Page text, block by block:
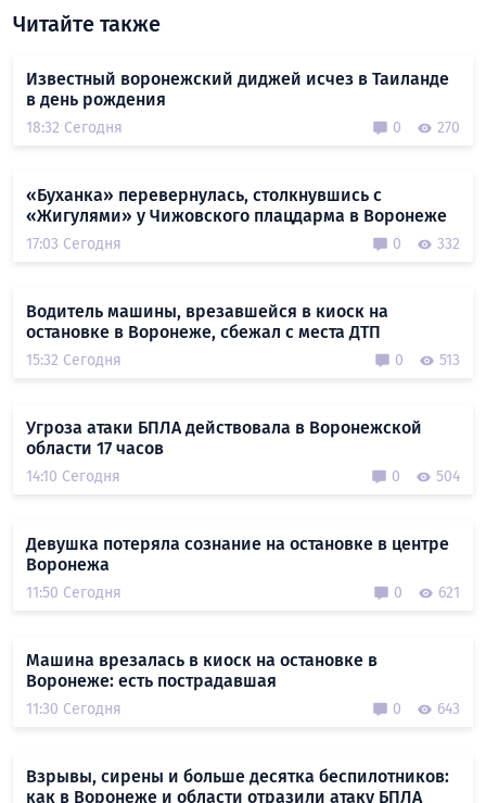
Читайте также
Известный воронежский диджей исчез в Таиланде
в день рождения
18:32 Сегодня 0 270
«Буханка» перевернулась, столкнувшись с
«Жигулями» у Чижовского плацдарма в Воронеже
17:03 Сегодня 0 332
Водитель машины, врезавшейся в киоск на
остановке в Воронеже, сбежал с места ДТП
15:32 Сегодня 0 513
Угроза атаки БПЛА действовала в Воронежской
области 17 часов
14:10 Сегодня 0 504
Девушка потеряла сознание на остановке в центре
Воронежа
11:50 Сегодня 0 621
Машина врезалась в киоск на остановке в
Воронеже: есть пострадавшая
11:30 Сегодня 0 643
Взрывы, сирены и больше десятка беспилотников:
как в Воронеже и области отразили атаку БПЛА